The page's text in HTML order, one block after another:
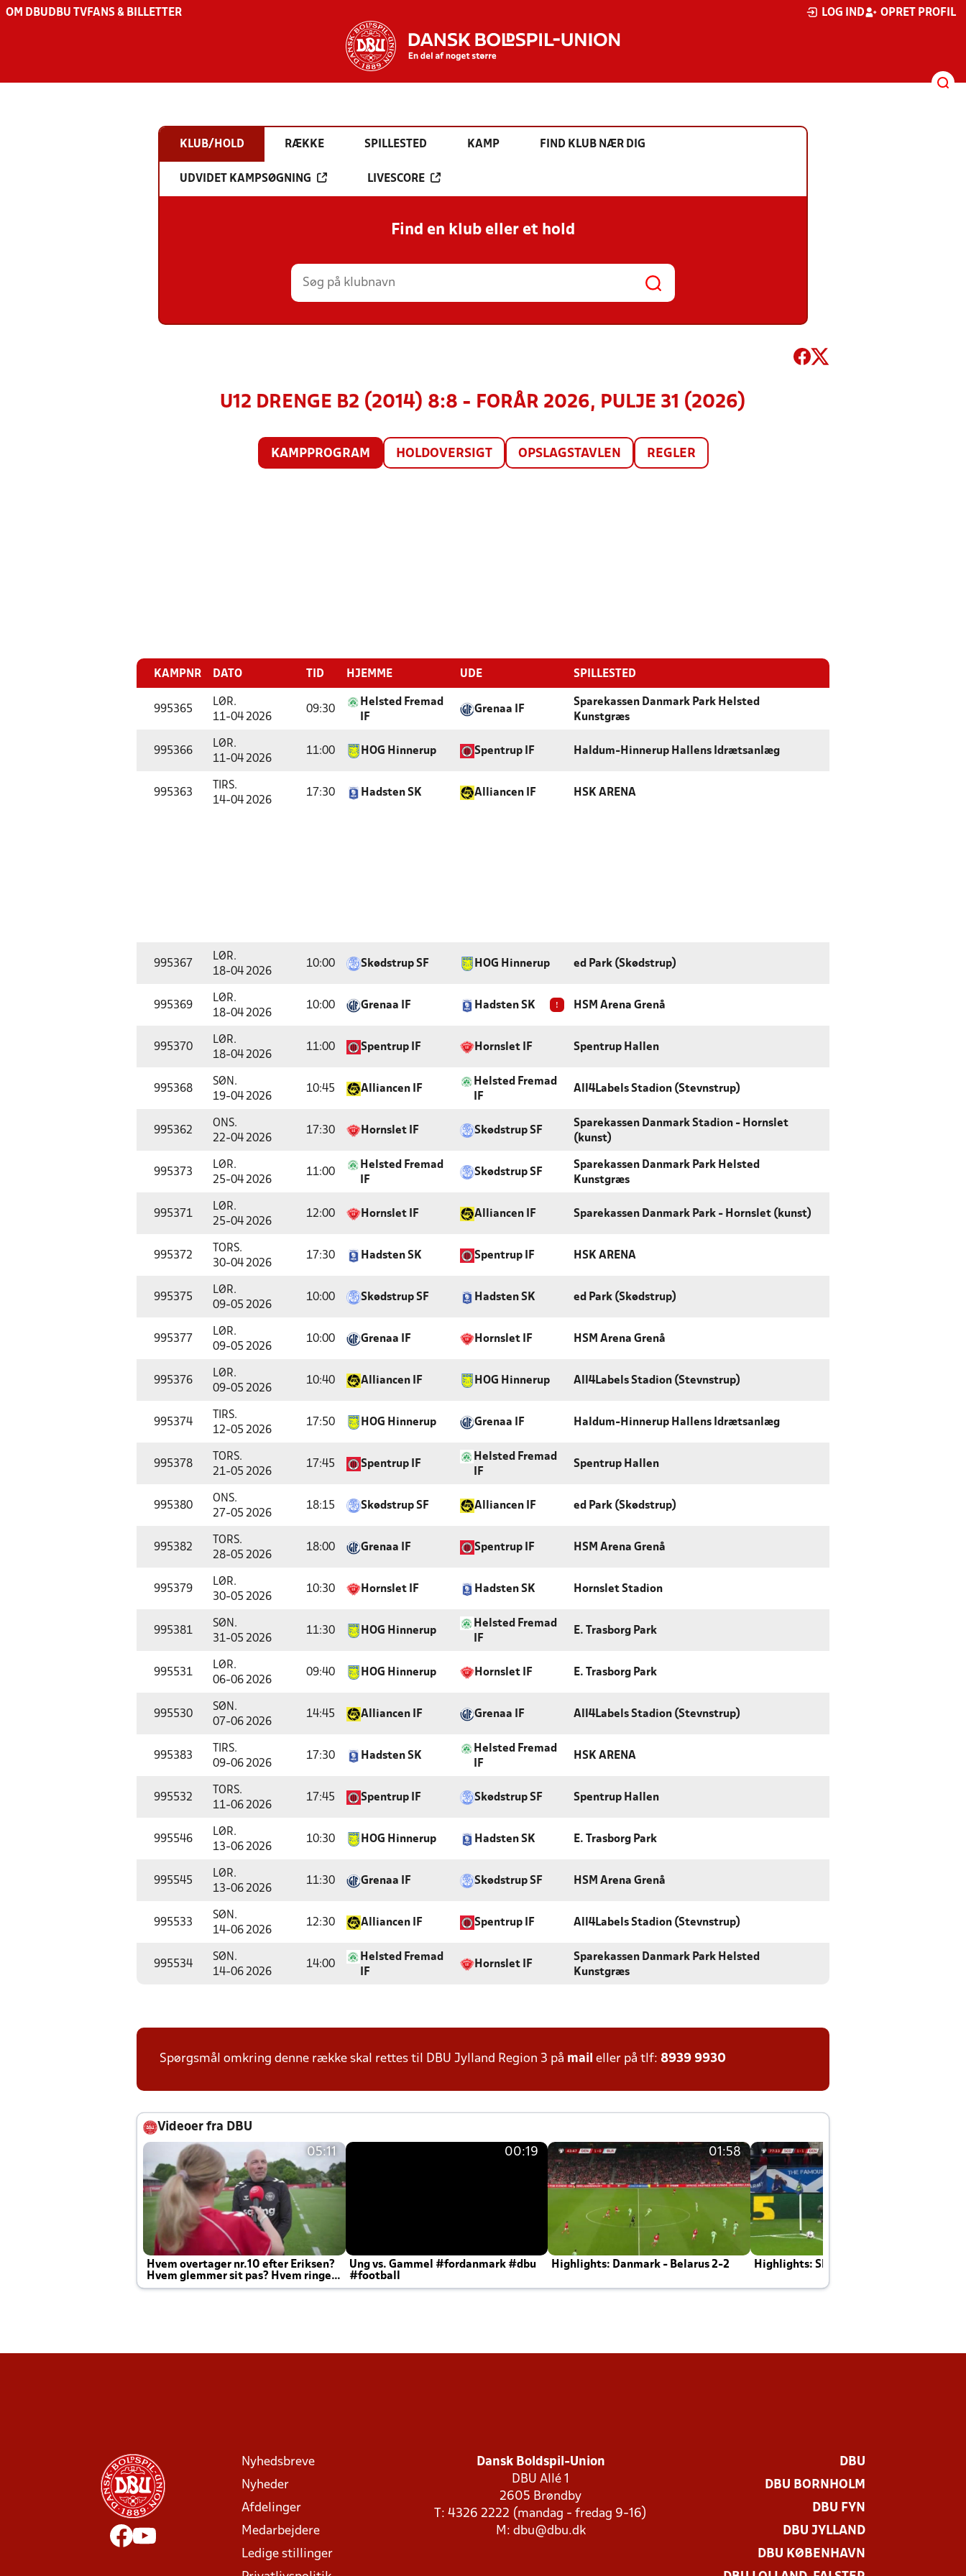
OM DBU DBU TV FANS & BILLETTER LOG IND OPRET PROFIL
KLUB/HOLD RÆKKE SPILLESTED KAMP FIND KLUB NÆR DIG
UDVIDET KAMPSØGNING LIVESCORE
Find en klub eller et hold
U12 DRENGE B2 (2014) 8:8 - FORÅR 2026, PULJE 31 (2026)
KAMPPROGRAM HOLDOVERSIGT OPSLAGSTAVLEN REGLER
KAMPNR DATO TID HJEMME UDE SPILLESTED
995365
LØR.
11-04 2026
09:30
Helsted Fremad
IF
Grenaa IF
Sparekassen Danmark Park Helsted
Kunstgræs
995366
LØR.
11-04 2026
11:00 HOG Hinnerup Spentrup IF Haldum-Hinnerup Hallens Idrætsanlæg
995363
TIRS.
14-04 2026
17:30 Hadsten SK Alliancen IF HSK ARENA
995367
LØR.
18-04 2026
10:00 Skødstrup SF HOG Hinnerup ed Park (Skødstrup)
995369
LØR.
18-04 2026
10:00 Grenaa IF Hadsten SK ! HSM Arena Grenå
995370
LØR.
18-04 2026
11:00 Spentrup IF Hornslet IF Spentrup Hallen
995368
SØN.
19-04 2026
10:45 Alliancen IF
Helsted Fremad
IF
All4Labels Stadion (Stevnstrup)
995362
ONS.
22-04 2026
17:30 Hornslet IF Skødstrup SF
Sparekassen Danmark Stadion - Hornslet
(kunst)
995373
LØR.
25-04 2026
11:00
Helsted Fremad
IF
Skødstrup SF
Sparekassen Danmark Park Helsted
Kunstgræs
995371
LØR.
25-04 2026
12:00 Hornslet IF Alliancen IF Sparekassen Danmark Park - Hornslet (kunst)
995372
TORS.
30-04 2026
17:30 Hadsten SK Spentrup IF HSK ARENA
995375
LØR.
09-05 2026
10:00 Skødstrup SF Hadsten SK ed Park (Skødstrup)
995377
LØR.
09-05 2026
10:00 Grenaa IF Hornslet IF HSM Arena Grenå
995376
LØR.
09-05 2026
10:40 Alliancen IF HOG Hinnerup All4Labels Stadion (Stevnstrup)
995374
TIRS.
12-05 2026
17:50 HOG Hinnerup Grenaa IF Haldum-Hinnerup Hallens Idrætsanlæg
995378
TORS.
21-05 2026
17:45 Spentrup IF
Helsted Fremad
IF
Spentrup Hallen
995380
ONS.
27-05 2026
18:15 Skødstrup SF Alliancen IF ed Park (Skødstrup)
995382
TORS.
28-05 2026
18:00 Grenaa IF Spentrup IF HSM Arena Grenå
995379
LØR.
30-05 2026
10:30 Hornslet IF Hadsten SK Hornslet Stadion
995381
SØN.
31-05 2026
11:30 HOG Hinnerup
Helsted Fremad
IF
E. Trasborg Park
995531
LØR.
06-06 2026
09:40 HOG Hinnerup Hornslet IF E. Trasborg Park
995530
SØN.
07-06 2026
14:45 Alliancen IF Grenaa IF All4Labels Stadion (Stevnstrup)
995383
TIRS.
09-06 2026
17:30 Hadsten SK
Helsted Fremad
IF
HSK ARENA
995532
TORS.
11-06 2026
17:45 Spentrup IF Skødstrup SF Spentrup Hallen
995546
LØR.
13-06 2026
10:30 HOG Hinnerup Hadsten SK E. Trasborg Park
995545
LØR.
13-06 2026
11:30 Grenaa IF Skødstrup SF HSM Arena Grenå
995533
SØN.
14-06 2026
12:30 Alliancen IF Spentrup IF All4Labels Stadion (Stevnstrup)
995534
SØN.
14-06 2026
14:00
Helsted Fremad
IF
Hornslet IF
Sparekassen Danmark Park Helsted
Kunstgræs
Spørgsmål omkring denne række skal rettes til DBU Jylland Region 3 på mail eller på tlf: 8939 9930
Videoer fra DBU
05:11
Hvem overtager nr.10 efter Eriksen?
Hvem glemmer sit pas? Hvem ringer
Joachim altid til efter kampe?
00:19
Ung vs. Gammel #fordanmark #dbu
#football
01:58
Highlights: Danmark - Belarus 2-2 Highlights: Skotland - Danmark 4-2
Nyhedsbreve
Nyheder
Afdelinger
Medarbejdere
Ledige stillinger
Dansk Boldspil-Union
DBU Allé 1
2605 Brøndby
T: 4326 2222 (mandag - fredag 9-16)
M: dbu@dbu.dk
DBU
DBU BORNHOLM
DBU FYN
DBU JYLLAND
DBU KØBENHAVN